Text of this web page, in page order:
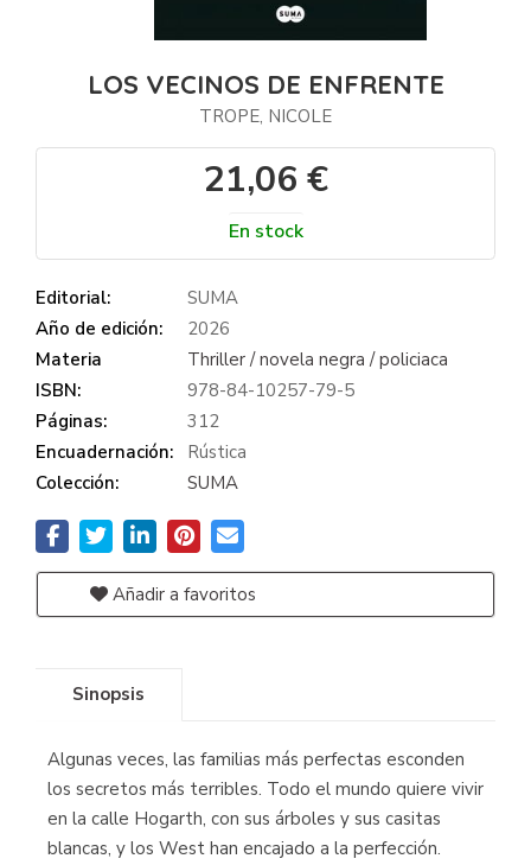
LOS VECINOS DE ENFRENTE
TROPE, NICOLE
21,06 €
En stock
Editorial:
SUMA
Año de edición:
2026
Materia
Thriller / novela negra / policiaca
ISBN:
978-84-10257-79-5
Páginas:
312
Encuadernación:
Rústica
Colección:
SUMA
Añadir a favoritos
Sinopsis
Algunas veces, las familias más perfectas esconden
los secretos más terribles. Todo el mundo quiere vivir
en la calle Hogarth, con sus árboles y sus casitas
blancas, y los West han encajado a la perfección.